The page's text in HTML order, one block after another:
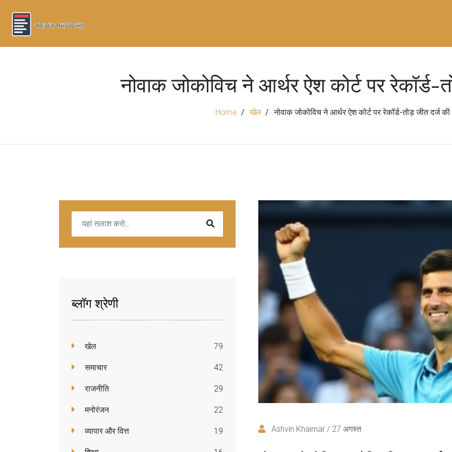
नोवाक जोकोविच ने आर्थर ऐश कोर्ट पर रेकॉर्ड-
Home खेल नोवाक जोकोविच ने आर्थर ऐश कोर्ट पर रेकॉर्ड-तोड़ जीत दर्ज की
ब्लॉग श्रेणी
खेल 79
समाचार 42
राजनीति 29
मनोरंजन 22
व्यापार और वित्त 19 Ashvin Khairnar / 27 अगस्त